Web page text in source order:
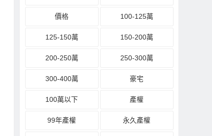
價格 100-125萬
125-150萬 150-200萬
200-250萬 250-300萬
300-400萬 豪宅
100萬以下 產權
99年產權 永久產權